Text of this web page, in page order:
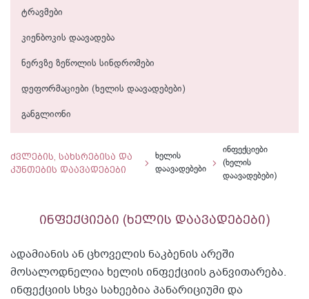
ტრავმები
კიენბოკის დაავადება
ნერვზე ზეწოლის სინდრომები
დეფორმაციები (ხელის დაავადებები)
განგლიონი
ძვლების, სახსრებისა და
კუნთების დაავადებები
ხელის
დაავადებები
ინფექციები
(ხელის
დაავადებები)
ინფექციები (ხელის დაავადებები)
ადამიანის ან ცხოველის ნაკბენის არეში
მოსალოდნელია ხელის ინფექციის განვითარება.
ინფექციის სხვა სახეებია პანარიციუმი და